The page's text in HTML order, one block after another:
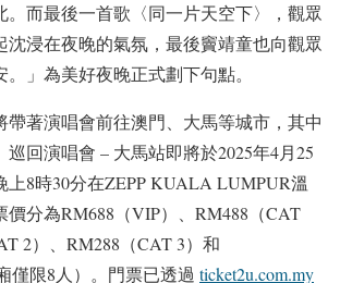
。而最後一首歌〈同一片天空下〉，觀眾
沈浸在夜晚的氣氛，最後竇靖童也向觀眾
」為美好夜晚正式劃下句點。
帶著演唱會前往澳門、大馬等城市，其中
回演唱會 – 大馬站即將於2025年4月25
上8時30分在ZEPP KUALA LUMPUR溫
價分為RM688（VIP）、RM488（CAT
2）、RM288（CAT 3）和
僅限8人）。門票已透過 ticket2u.com.my